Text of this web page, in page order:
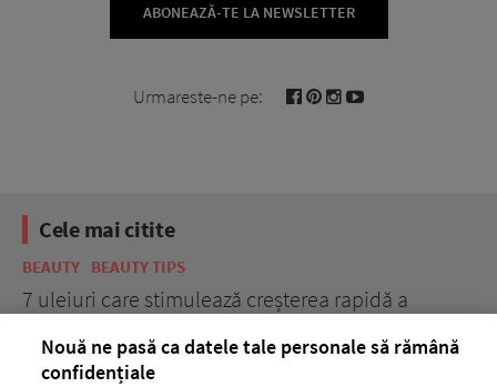
ABONEAZĂ-TE LA NEWSLETTER
Urmareste-ne pe:
Cele mai citite
BEAUTY BEAUTY TIPS
7 uleiuri care stimulează creșterea rapidă a
Nouă ne pasă ca datele tale personale să rămână
confidențiale